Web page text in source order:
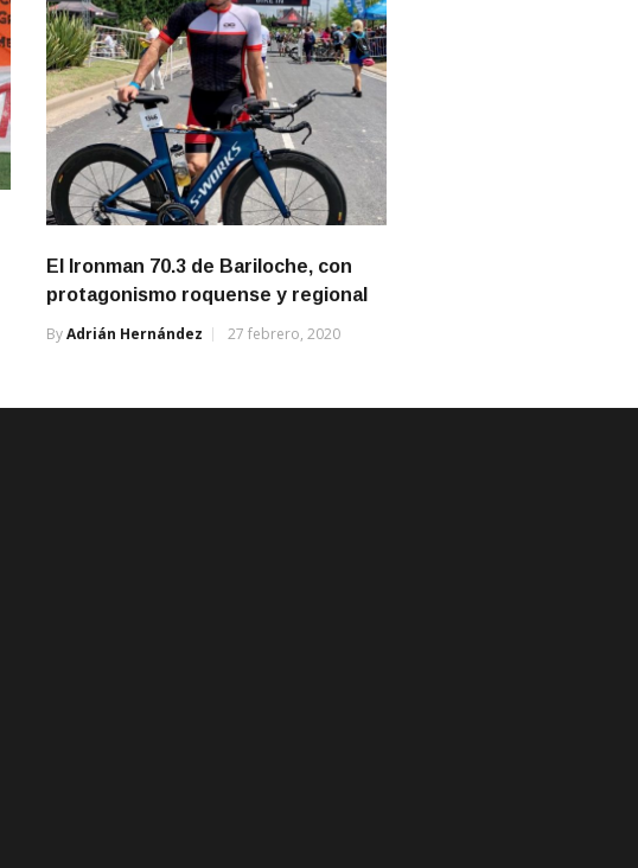
El Ironman 70.3 de Bariloche, con
protagonismo roquense y regional
ByAdrián Hernández 27 febrero, 2020